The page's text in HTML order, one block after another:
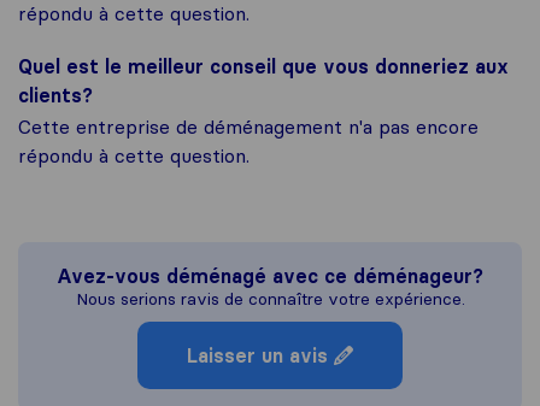
répondu à cette question.
Quel est le meilleur conseil que vous donneriez aux
clients?
Cette entreprise de déménagement n'a pas encore
répondu à cette question.
Avez-vous déménagé avec ce déménageur?
Nous serions ravis de connaître votre expérience.
Laisser un avis